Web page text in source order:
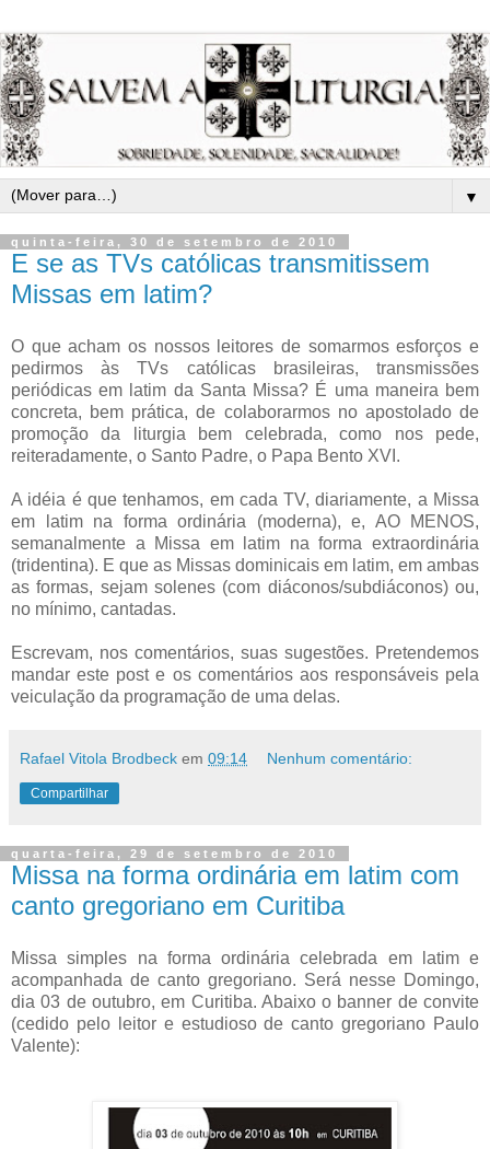
▼
quinta-feira, 30 de setembro de 2010
E se as TVs católicas transmitissem
Missas em latim?
O que acham os nossos leitores de somarmos esforços e
pedirmos às TVs católicas brasileiras, transmissões
periódicas em latim da Santa Missa? É uma maneira bem
concreta, bem prática, de colaborarmos no apostolado de
promoção da liturgia bem celebrada, como nos pede,
reiteradamente, o Santo Padre, o Papa Bento XVI.
A idéia é que tenhamos, em cada TV, diariamente, a Missa
em latim na forma ordinária (moderna), e, AO MENOS,
semanalmente a Missa em latim na forma extraordinária
(tridentina). E que as Missas dominicais em latim, em ambas
as formas, sejam solenes (com diáconos/subdiáconos) ou,
no mínimo, cantadas.
Escrevam, nos comentários, suas sugestões. Pretendemos
mandar este post e os comentários aos responsáveis pela
veiculação da programação de uma delas.
Rafael Vitola Brodbeck em 09:14 Nenhum comentário:
Compartilhar
quarta-feira, 29 de setembro de 2010
Missa na forma ordinária em latim com
canto gregoriano em Curitiba
Missa simples na forma ordinária celebrada em latim e
acompanhada de canto gregoriano. Será nesse Domingo,
dia 03 de outubro, em Curitiba. Abaixo o banner de convite
(cedido pelo leitor e estudioso de canto gregoriano Paulo
Valente):